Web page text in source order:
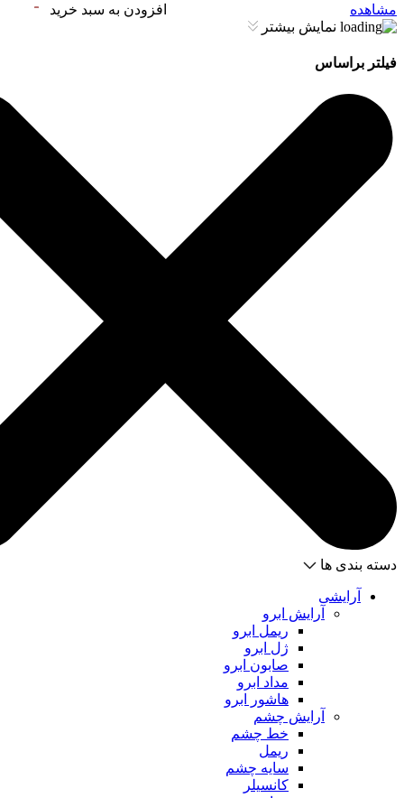
مشاهده
افزودن به سبد خرید
نمایش بیشتر
فیلتر براساس
دسته بندی ها
آرایشی
آرایش ابرو
ریمل ابرو
ژل ابرو
صابون ابرو
مداد ابرو
هاشور ابرو
آرایش چشم
خط چشم
ریمل
سایه چشم
کانسیلر